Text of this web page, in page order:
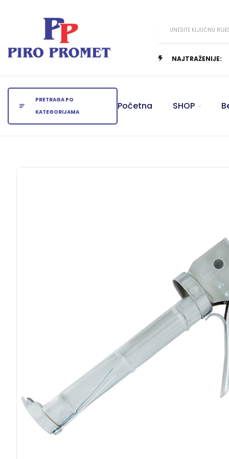
UNESITE KLJUČNU
NAJTRAŽENIJE:
PRETRAGA PO
KATEGORIJAMA
Početna SHOP